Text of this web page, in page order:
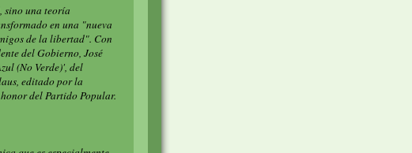
sino una teoría
en una "nueva
de la libertad". Con
del Gobierno, José
(No Verde)', del
editado por la
del Partido Popular.